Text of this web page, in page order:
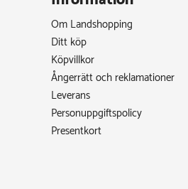
Om Landshopping
Ditt köp
Köpvillkor
Ångerrätt och reklamationer
Leverans
Personuppgiftspolicy
Presentkort